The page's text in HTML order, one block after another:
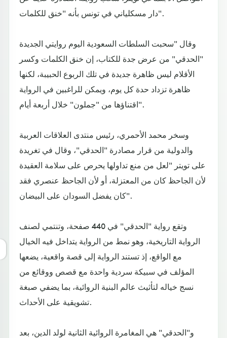
دار مسكلياني في تونس بأنه "خنق للكلمات".
وقال "سحبت السلطات السعودية اليوم روايتي الجديدة
"الحدقي" من عرض جدة للكتاب، إن خنق الكلمات وكسر
الأقلام ليس ظاهرة جديدة في تلك الربوع الحبيبة، لكنها
ظاهرة تزداد حدة كل يوم، ويمكن للراغبين في الرواية
اقتناؤها من "جملون" خلال أربعة أيام".
وسخر محمد الأحمري، رئيس منتدى العلاقات العربية
والدولية من قرار مصادرة "الحدقي"، وقال في تغريدة
على تويتر "لعل من منع تداولها يحرص على سلامة العقيدة
لأن الجاحظ كان من المعتزلة، أو لأن الجاحظ عنصري فقد
كان يفضل السودان على البيضان".
وتقع رواية "الحدقي" في 440 صفحة، وتنتمي لصنف
الرواية التاريخية، وهو نمط من الرواية يتداخل فيه الخيال
مع الواقع، إذ تستند الرواية إلى قصة واقعية، يضعها
المؤلف في سبيكة سردية واحدة مع قصص ووقائع من
نسج خياله لتأثيث عالم البنية الروائية، بما يضفي صبغة
تشويقية على الأحداث.
و"الحدقي" هي المغامرة الروائية الثانية لولد الدين، بعد